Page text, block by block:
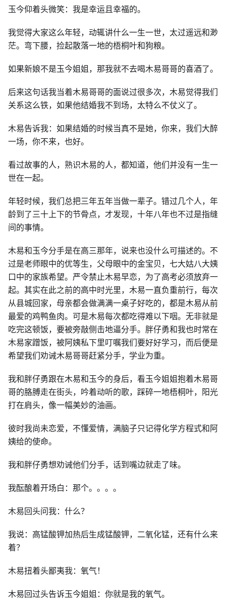
玉今仰着头微笑：我是幸运且幸福的。
我觉得大家这么年轻，动辄讲什么一生一世，太过遥远和渺
茫。弯下腰，捡起散落一地的梧桐叶和狗粮。
如果新娘不是玉今姐姐，那我就不去喝木易哥哥的喜酒了。
后来这句话我当着木易哥哥的面说过很多次，木易觉得我们
关系这么铁，如果他结婚我不到场，太特么不仗义了。
木易告诉我：如果结婚的时候当真不是她，你来，我们大醉
一场，你不来，也好。
看过故事的人，熟识木易的人，都知道，他们并没有一生一
世在一起。
年轻时候，我们总把三年五年当做一辈子。错过几个人，年
龄到了三十上下的节骨点，才发现，十年八年也不过是指缝
间的事情。
木易和玉今分手是在高三那年，说来也没什么可描述的。不
过是老师眼中的优等生，父母眼中的金宝贝，七大姑八大姨
口中的家族希望。严令禁止木易早恋，为了高考必须放弃一
起。其实在此之前的高中时光里，木易一直负重前行，每次
从县城回家，母亲都会做满满一桌子好吃的，都是木易从前
最爱的鸡鸭鱼肉。可是木易每次都吃得难以下咽。无非就是
吃完这顿饭，要被旁敲侧击地逼分手。胖仔勇和我也时常在
木易家蹭饭，被阿姨私下里叮嘱我们要好好学习，而后便是
希望我们劝诫木易哥哥赶紧分手，学业为重。
我和胖仔勇跟在木易和玉今的身后，看玉今姐姐抱着木易哥
哥的胳膊走在街头，吟着动听的歌，踩碎一地梧桐叶，阳光
打在肩头，像一幅美妙的油画。
彼时我尚未恋爱，不懂爱情，满脑子只记得化学方程式和阿
姨给的使命。
我和胖仔勇想劝诫他们分手，话到嘴边就走了味。
我酝酿着开场白：那个。。。。
木易回头问我：什么？
我说：高锰酸钾加热后生成锰酸钾，二氧化锰，还有什么来
着？
木易扭着头鄙夷我：氧气！
木易回过头告诉玉今姐姐：你就是我的氧气。